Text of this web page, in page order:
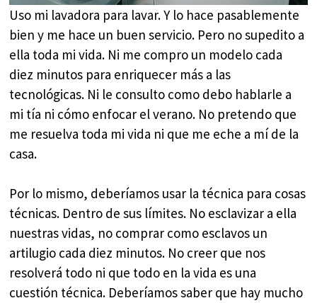
Uso mi lavadora para lavar. Y lo hace pasablemente
bien y me hace un buen servicio. Pero no supedito a
ella toda mi vida. Ni me compro un modelo cada
diez minutos para enriquecer más a las
tecnológicas. Ni le consulto como debo hablarle a
mi tía ni cómo enfocar el verano. No pretendo que
me resuelva toda mi vida ni que me eche a mí de la
casa.
Por lo mismo, deberíamos usar la técnica para cosas
técnicas. Dentro de sus límites. No esclavizar a ella
nuestras vidas, no comprar como esclavos un
artilugio cada diez minutos. No creer que nos
resolverá todo ni que todo en la vida es una
cuestión técnica. Deberíamos saber que hay mucho